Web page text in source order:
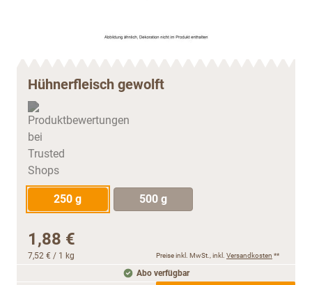
Hühnerfleisch gewolft
250 g 500 g
1,88 €
7,52 € / 1 kg Preise inkl. MwSt., inkl. Versandkosten **
Abo verfügbar